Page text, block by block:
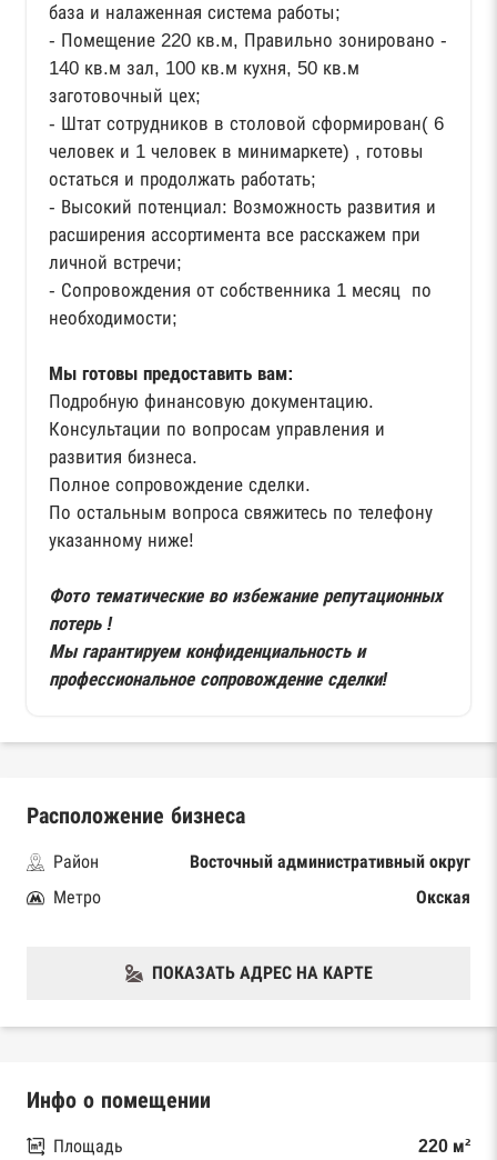
база и налаженная система работы;
- Помещение 220 кв.м, Правильно зонировано -
140 кв.м зал, 100 кв.м кухня, 50 кв.м
заготовочный цех;
- Штат сотрудников в столовой сформирован( 6
человек и 1 человек в минимаркете) , готовы
остаться и продолжать работать;
- Высокий потенциал: Возможность развития и
расширения ассортимента все расскажем при
личной встречи;
- Сопровождения от собственника 1 месяц по
необходимости;
Мы готовы предоставить вам:
Подробную финансовую документацию.
Консультации по вопросам управления и
развития бизнеса.
Полное сопровождение сделки.
По остальным вопроса свяжитесь по телефону
указанному ниже!
Фото тематические во избежание репутационных
потерь !
Мы гарантируем конфиденциальность и
профессиональное сопровождение сделки!
Расположение бизнеса
Район
Восточный административный округ
Метро
Окская
ПОКАЗАТЬ АДРЕС НА КАРТЕ
Инфо о помещении
Площадь 220 м²